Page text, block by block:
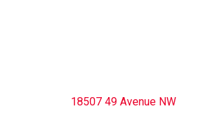
18507 49 Avenue NW